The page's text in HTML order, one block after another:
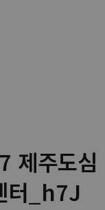
제주도심
터_h7J